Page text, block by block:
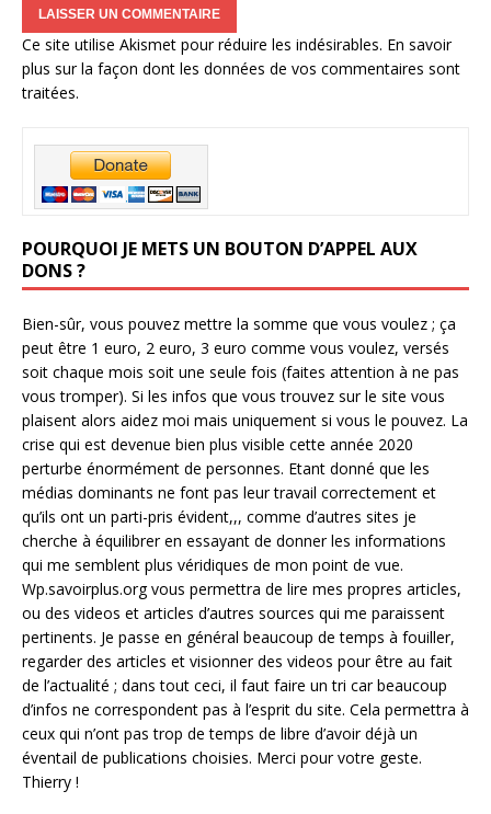
Ce site utilise Akismet pour réduire les indésirables. En savoir
plus sur la façon dont les données de vos commentaires sont
traitées.
POURQUOI JE METS UN BOUTON D’APPEL AUX
DONS ?
Bien-sûr, vous pouvez mettre la somme que vous voulez ; ça
peut être 1 euro, 2 euro, 3 euro comme vous voulez, versés
soit chaque mois soit une seule fois (faites attention à ne pas
vous tromper). Si les infos que vous trouvez sur le site vous
plaisent alors aidez moi mais uniquement si vous le pouvez. La
crise qui est devenue bien plus visible cette année 2020
perturbe énormément de personnes. Etant donné que les
médias dominants ne font pas leur travail correctement et
qu’ils ont un parti-pris évident,,, comme d’autres sites je
cherche à équilibrer en essayant de donner les informations
qui me semblent plus véridiques de mon point de vue.
Wp.savoirplus.org vous permettra de lire mes propres articles,
ou des videos et articles d’autres sources qui me paraissent
pertinents. Je passe en général beaucoup de temps à fouiller,
regarder des articles et visionner des videos pour être au fait
de l’actualité ; dans tout ceci, il faut faire un tri car beaucoup
d’infos ne correspondent pas à l’esprit du site. Cela permettra à
ceux qui n’ont pas trop de temps de libre d’avoir déjà un
éventail de publications choisies. Merci pour votre geste.
Thierry !